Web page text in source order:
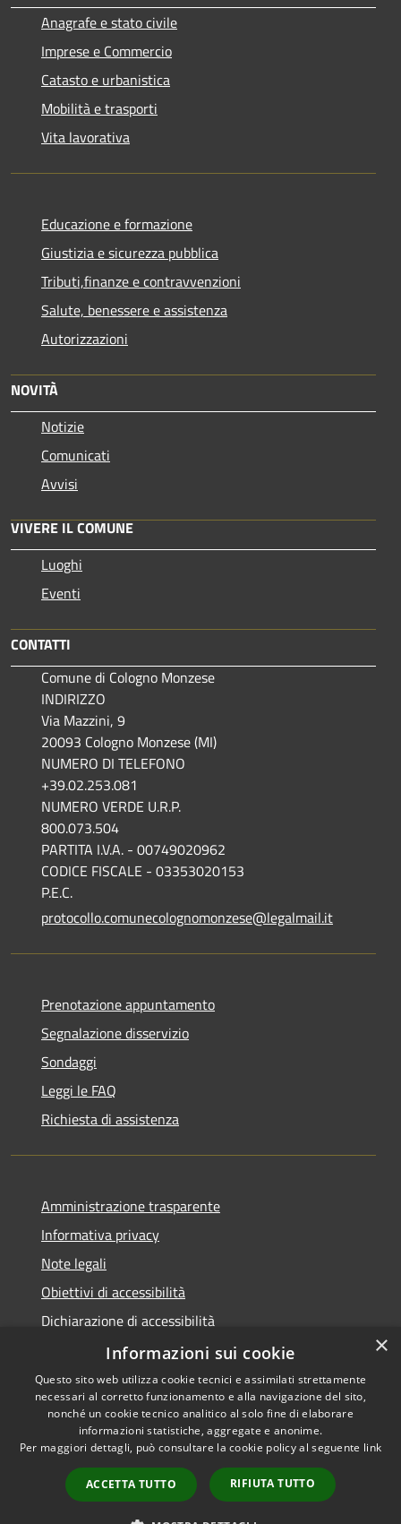
Anagrafe e stato civile
Imprese e Commercio
Catasto e urbanistica
Mobilità e trasporti
Vita lavorativa
Educazione e formazione
Giustizia e sicurezza pubblica
Tributi,finanze e contravvenzioni
Salute, benessere e assistenza
Autorizzazioni
NOVITÀ
Notizie
Comunicati
Avvisi
VIVERE IL COMUNE
Luoghi
Eventi
CONTATTI
Comune di Cologno Monzese
INDIRIZZO
Via Mazzini, 9
20093 Cologno Monzese (MI)
NUMERO DI TELEFONO
+39.02.253.081
NUMERO VERDE U.R.P.
800.073.504
PARTITA I.V.A. - 00749020962
CODICE FISCALE - 03353020153
P.E.C.
protocollo.comunecolognomonzese@legalmail.it
Prenotazione appuntamento
Segnalazione disservizio
Sondaggi
Leggi le FAQ
Richiesta di assistenza
Amministrazione trasparente
Informativa privacy
Note legali
Obiettivi di accessibilità
Dichiarazione di accessibilità
Open Data
RSS
Accessibilità
Copyright © 2026 • Comune di
Cologno Monzese • Powered
byMunicipium
Accesso
redazione
×
Informazioni sui cookie
Questo sito web utilizza cookie tecnici e assimilati strettamente
necessari al corretto funzionamento e alla navigazione del sito,
nonché un cookie tecnico analitico al solo fine di elaborare
informazioni statistiche, aggregate e anonime.
Per maggiori dettagli, può consultare la cookie policy al seguente link
ACCETTA TUTTO RIFIUTA TUTTO